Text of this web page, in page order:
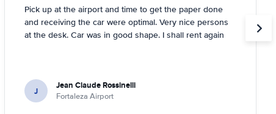
Pick up at the airport and time to get the paper done
and receiving the car were optimal. Very nice persons
at the desk. Car was in good shape. I shall rent again
J Jean Claude Rossinelli
Fortaleza Airport